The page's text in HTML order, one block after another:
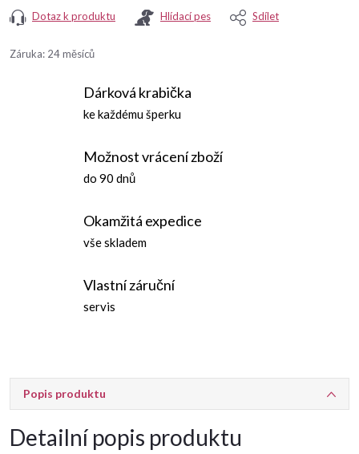
Dotaz k produktu Hlídací pes Sdílet
Záruka: 24 měsíců
Dárková krabička
ke každému šperku
Možnost vrácení zboží
do 90 dnů
Okamžitá expedice
vše skladem
Vlastní záruční
servis
Popis produktu
Detailní popis produktu